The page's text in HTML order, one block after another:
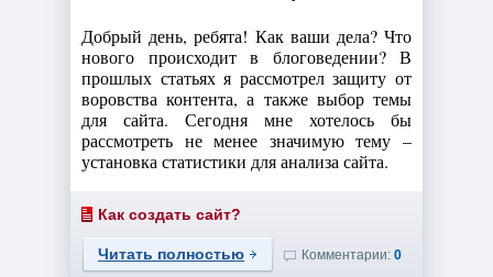
Добрый день, ребята! Как ваши дела? Что
нового происходит в блоговедении? В
прошлых статьях я рассмотрел защиту от
воровства контента, а также выбор темы
для сайта. Сегодня мне хотелось бы
рассмотреть не менее значимую тему –
установка статистики для анализа сайта.
Как создать сайт?
Читать полностью Комментарии: 0